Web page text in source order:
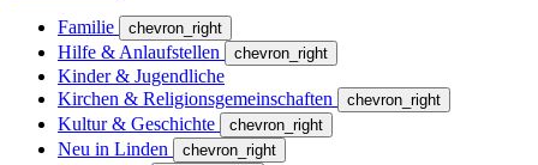
Familie chevron_right
Hilfe & Anlaufstellen chevron_right
Kinder & Jugendliche
Kirchen & Religionsgemeinschaften
chevron_right
Kultur & Geschichte chevron_right
Neu in Linden chevron_right